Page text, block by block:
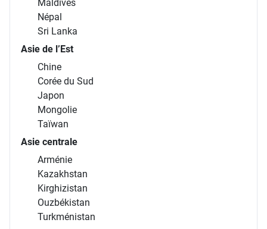
Maldives
Népal
Sri Lanka
Asie de l’Est
Chine
Corée du Sud
Japon
Mongolie
Taïwan
Asie centrale
Arménie
Kazakhstan
Kirghizistan
Ouzbékistan
Turkménistan